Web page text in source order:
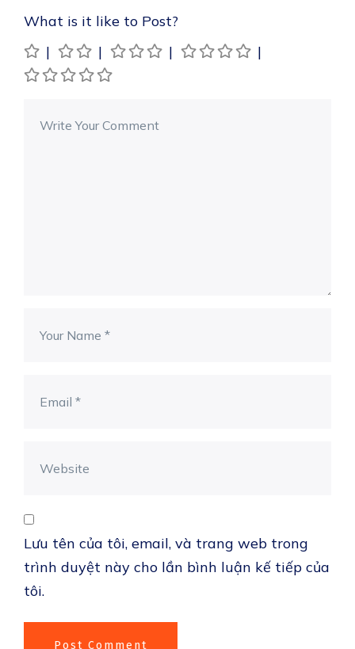
What is it like to Post?
Lưu tên của tôi, email, và trang web trong
trình duyệt này cho lần bình luận kế tiếp của
tôi.